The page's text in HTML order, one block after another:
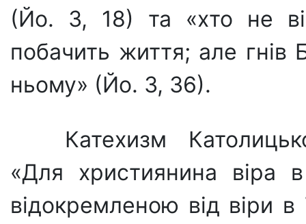
(Йо. 3, 18) та «хто не
побачить жит­тя; але
ньому» (Йо. 3, 36).
Катехизм
«Для християнина
відокремленою від віри